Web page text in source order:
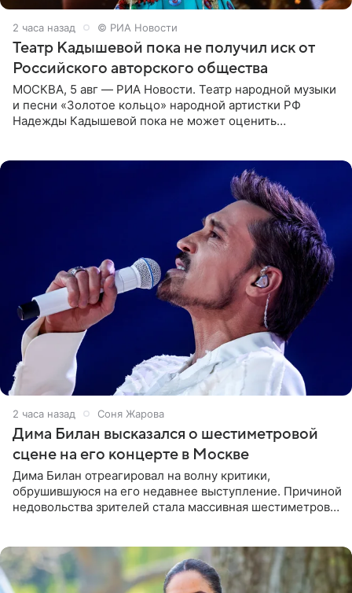
2 часа назад © РИА Новости
Театр Кадышевой пока не получил иск от
Российского авторского общества
МОСКВА, 5 авг — РИА Новости. Театр народной музыки
и песни «Золотое кольцо» народной артистки РФ
Надежды Кадышевой пока не может оценить
2 часа назад Соня Жарова
Дима Билан высказался о шестиметровой
сцене на его концерте в Москве
Дима Билан отреагировал на волну критики,
обрушившуюся на его недавнее выступление. Причиной
недовольства зрителей стала массивная шестиметровая